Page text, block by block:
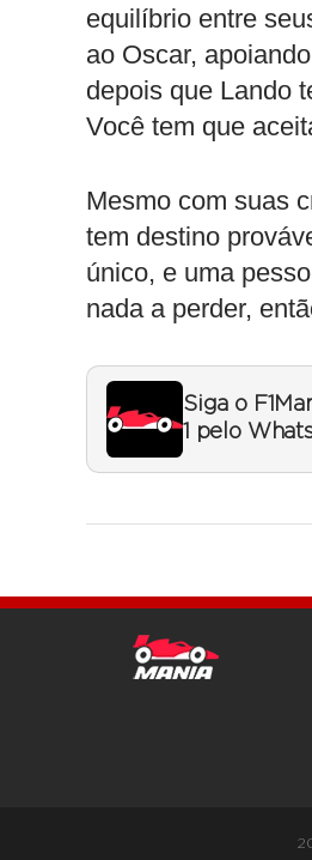
equilíbrio entre
ao Oscar,
depois que Lando
Você tem que
Mesmo com suas
tem destino
único, e uma
nada a perder,
Siga o
1 pelo